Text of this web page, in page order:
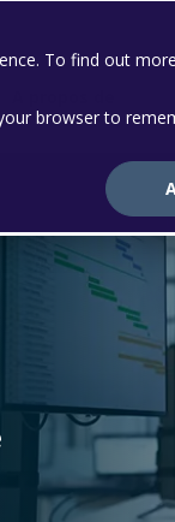
To find out
browser to